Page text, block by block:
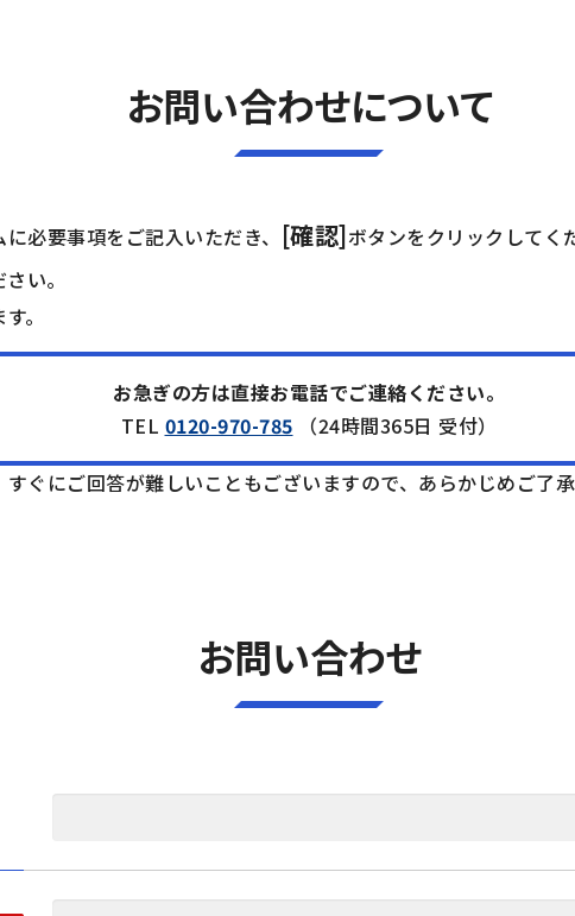
お問い合わせについて
必要事項をご記入いただき、 [確認]ボタンをクリックしてく
い。
。
お急ぎの方は直接お電話でご連絡ください。
TEL 0120-970-785 （24時間365日 受付）
ぐにご回答が難しいこともございますので、あらかじめご了承
お問い合わせ